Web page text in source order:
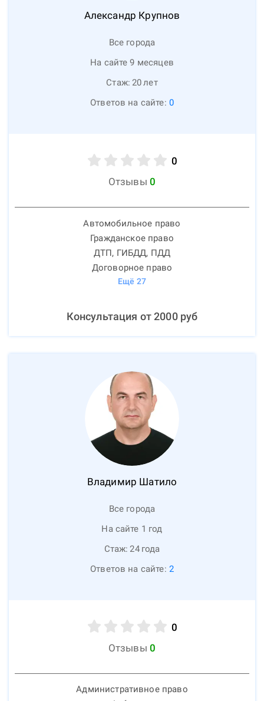
Александр Крупнов
Все города
На сайте 9 месяцев
Стаж: 20лет
Ответов на сайте: 0
0
Отзывы 0
Автомобильное право
Гражданское право
ДТП, ГИБДД, ПДД
Договорное право
Ещё 27
Консультация от2000руб
Владимир Шатило
Все города
На сайте 1 год
Стаж: 24 года
Ответов на сайте: 2
0
Отзывы 0
Административное право